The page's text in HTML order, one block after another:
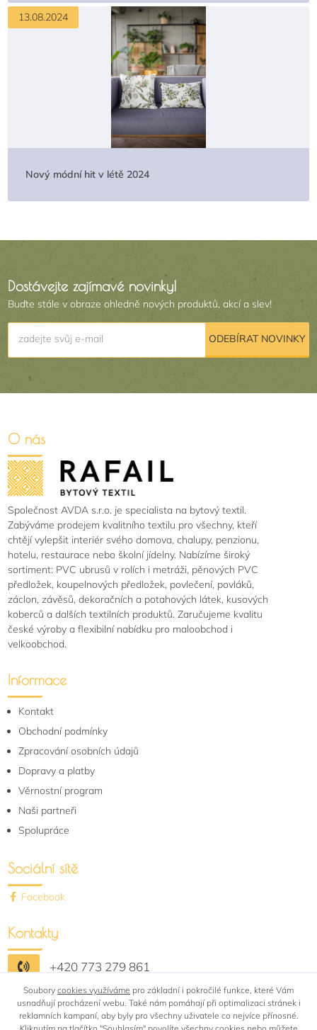
13.08.2024
Nový módní hit v létě 2024
Dostávejte zajímavé novinky!
Buďte stále v obraze ohledně nových produktů, akcí a slev!
zadejte svůj e-mail ODEBÍRAT NOVINKY
O nás
Společnost AVDA s.r.o. je specialista na bytový textil.
Zabýváme prodejem kvalitního textilu pro všechny, kteří
chtějí vylepšit interiér svého domova, chalupy, penzionu,
hotelu, restaurace nebo školní jídelny. Nabízíme široký
sortiment: PVC ubrusů v rolích i metráži, pěnových PVC
předložek, koupelnových předložek, povlečení, povláků,
záclon, závěsů, dekoračních a potahových látek, kusových
koberců a dalších textilních produktů. Zaručujeme kvalitu
české výroby a flexibilní nabídku pro maloobchod i
velkoobchod.
Informace
Kontakt
Obchodní podmínky
Zpracování osobních údajů
Dopravy a platby
Věrnostní program
Naši partneři
Spolupráce
Sociální sítě
Facebook
Kontakty
+420 773 279 861
shop@bytovytextil-rafail.cz
Soubory cookies využíváme pro základní i pokročilé funkce, které Vám
usnadňují procházení webu. Také nám pomáhají při optimalizaci stránek i
reklamních kampaní, aby byly pro všechny uživatele co nejvíce přínosné.